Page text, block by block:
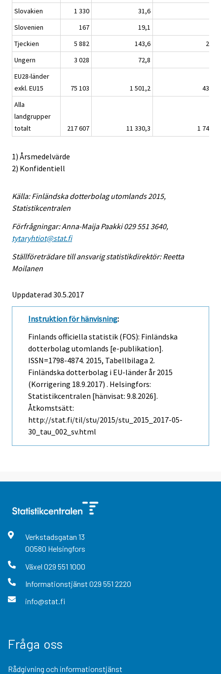
Slovakien 1 330 31,6
Slovenien
167 19,1
Tjeckien
5 882 143,6
20,8
Ungern
3 028 72,8
EU28-länder
exkl. EU15
75 103 1 501,2
435,6
Alla
landgrupper
totalt
217 607 11 330,3 1 744,4
1) Årsmedelvärde
2) Konfidentiell
Källa: Finländska dotterbolag utomlands 2015,
Statistikcentralen
Förfrågningar: Anna-Maija Paakki 029 551 3640,
tytaryhtiot@stat.fi
Ställföreträdare till ansvarig statistikdirektör: Reetta
Moilanen
Uppdaterad 30.5.2017
Instruktion för hänvisning:
Finlands officiella statistik (FOS): Finländska
dotterbolag utomlands [e-publikation].
ISSN=1798-4874. 2015, Tabellbilaga 2.
Finländska dotterbolag i EU-länder år 2015
(Korrigering 18.9.2017) . Helsingfors:
Statistikcentralen [hänvisat: 9.8.2026].
Åtkomstsätt:
http://stat.fi/til/stu/2015/stu_2015_2017-05-
30_tau_002_sv.html
Verkstadsgatan 13
00580 Helsingfors
Växel 029 551 1000
Informationstjänst 029 551 2220
info@stat.fi
Fråga oss
Rådgivning och informationstjänst